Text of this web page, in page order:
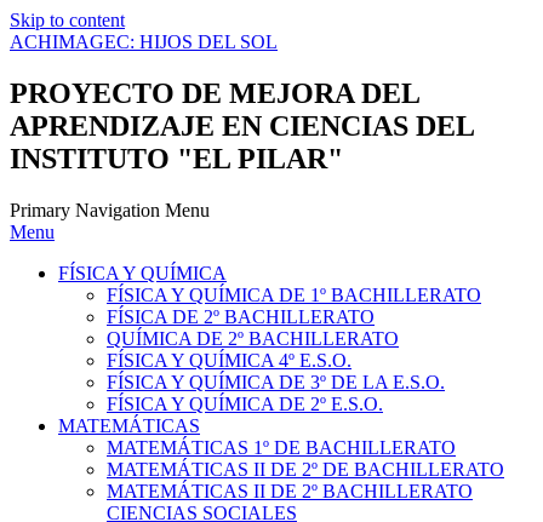
Skip to content
ACHIMAGEC: HIJOS DEL SOL
PROYECTO DE MEJORA DEL
APRENDIZAJE EN CIENCIAS DEL
INSTITUTO "EL PILAR"
Primary Navigation Menu
Menu
FÍSICA Y QUÍMICA
FÍSICA Y QUÍMICA DE 1º BACHILLERATO
FÍSICA DE 2º BACHILLERATO
QUÍMICA DE 2º BACHILLERATO
FÍSICA Y QUÍMICA 4º E.S.O.
FÍSICA Y QUÍMICA DE 3º DE LA E.S.O.
FÍSICA Y QUÍMICA DE 2º E.S.O.
MATEMÁTICAS
MATEMÁTICAS 1º DE BACHILLERATO
MATEMÁTICAS II DE 2º DE BACHILLERATO
MATEMÁTICAS II DE 2º BACHILLERATO
CIENCIAS SOCIALES